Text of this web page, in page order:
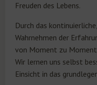
Freuden des Lebens.
Durch das
Wahrnehmen der
von Moment zu
Wir lernen uns selbst
Einsicht in das